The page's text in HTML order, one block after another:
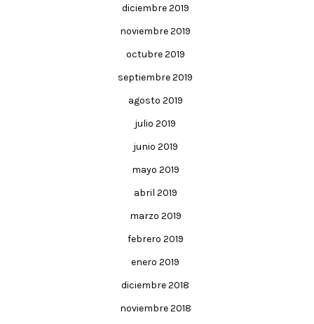
diciembre 2019
noviembre 2019
octubre 2019
septiembre 2019
agosto 2019
julio 2019
junio 2019
mayo 2019
abril 2019
marzo 2019
febrero 2019
enero 2019
diciembre 2018
noviembre 2018